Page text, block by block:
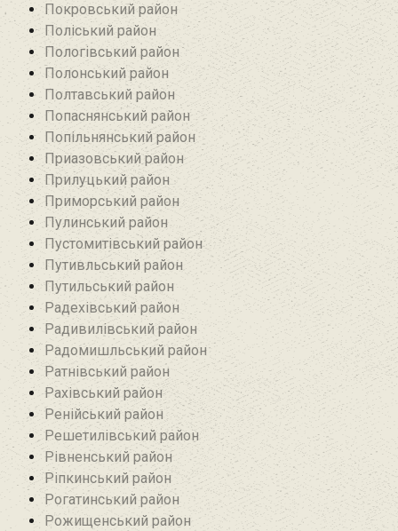
Покровський район
Поліський район
Пологівський район
Полонський район
Полтавський район
Попаснянський район
Попільнянський район‎
Приазовський район
Прилуцький район
Приморський район
Пулинський район
Пустомитівський район
Путивльський район‎
Путильський район
Радехівський район
Радивилівський район
Радомишльський район‎
Ратнівський район
Рахівський район
Ренійський район
Решетилівський район
Рівненський район
Ріпкинський район
Рогатинський район
Рожищенський район